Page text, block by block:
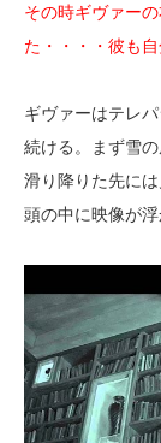
その時ギヴァー
た・・・・彼も
ギヴァーはテレ
続ける。まず雪
滑り降りた先に
頭の中に映像が浮